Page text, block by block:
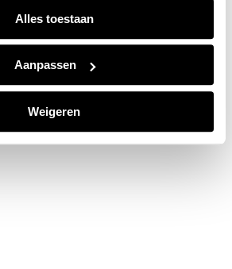
Alles toestaan
Aanpassen
Weigeren